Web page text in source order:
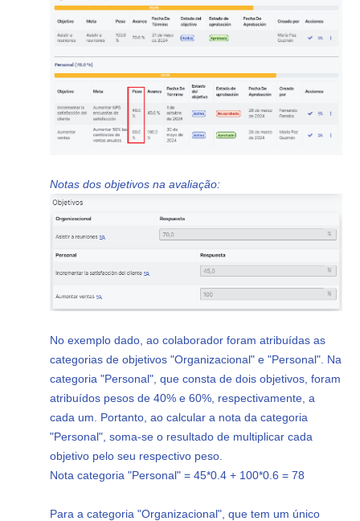
Notas dos objetivos na avaliação:
No exemplo dado, ao colaborador foram atribuídas as
categorias de objetivos "Organizacional" e "Personal". Na
categoria "Personal", que consta de dois objetivos, foram
atribuídos pesos de 40% e 60%, respectivamente, a
cada um. Portanto, ao calcular a nota da categoria
"Personal", soma-se o resultado de multiplicar cada
objetivo pelo seu respectivo peso.
Nota categoria "Personal" = 45*0.4 + 100*0.6 = 78
Para a categoria "Organizacional", que tem um único